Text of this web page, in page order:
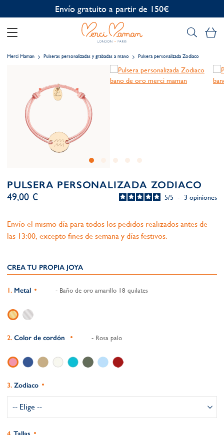
Personalización gratuita
Merci Maman Pulseras personalizadas y grabadas a mano Pulsera personalizada Zodiaco
PULSERA PERSONALIZADA ZODIACO
5/5 - 3 opiniones
49,00 €
Envío el mismo día para todos los pedidos realizados antes de
las 13:00, excepto fines de semana y días festivos.
CREA TU PROPIA JOYA
Metal - Baño de oro amarillo 18 quilates
Color de cordón - Rosa palo
Zodiaco